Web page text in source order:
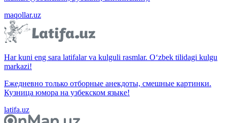
maqollar.uz
Har kuni eng sara latifalar va kulguli rasmlar. O‘zbek tilidagi kulgu
markazi!
Ежедневно только отборные анекдоты, смешные картинки.
Кузница юмора на узбекском языке!
latifa.uz